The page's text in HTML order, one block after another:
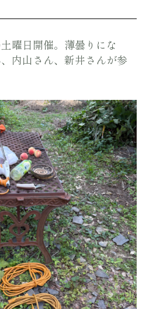
曜日開催。薄曇りにな
内山さん、新井さんが参